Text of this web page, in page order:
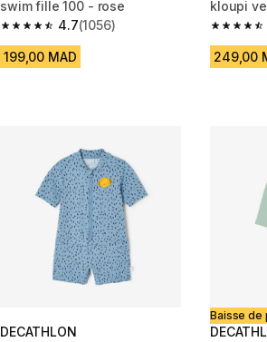
swim fille 100 - rose
4.7
4.7 out of 5 stars from 1056 reviews
(1056)
199,00 MAD
4.5 out
249,00
DECATHLON
Baisse de